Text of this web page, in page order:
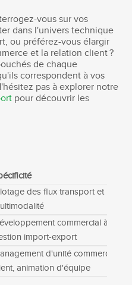
vous sur vos
dans l'univers technique
ou préférez-vous élargir
et la relation client ?
de chaque
correspondent à vos
pas à explorer notre
pour découvrir les
des flux transport et
commercial à
import-export
d'unité commerciale,
animation d'équipe